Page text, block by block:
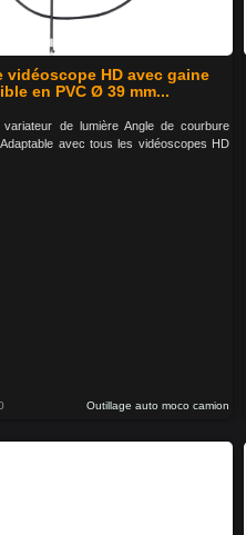
vidéoscope HD avec gaine
en PVC Ø 39 mm...
de lumière Angle de courbure
avec tous les vidéoscopes HD
Outillage auto moco camion